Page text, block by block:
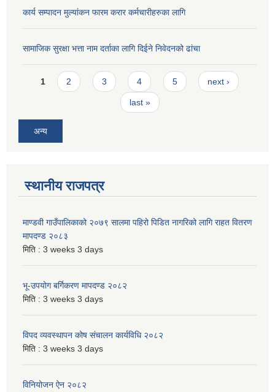
कार्य सम्पादन मुल्यांकन फारम करार कर्मचारीहरुका लागि
सामाजिक सुरक्षा भत्ता नाम दर्ताका लागि दिईने निवेदनको ढांचा
Pages
1 2 3 4 5 next ›
last »
अन्य
स्थानीय राजपत्र
माण्डवी गाउँपालिकाको २०७९ सालमा पहिरो पिडित नागरिको लागि राहत वितरण
मापदण्ड २०८३
मिति : 3 weeks 3 days
भू-उपयोग बर्गिकरण मापदण्ड २०८२
मिति : 3 weeks 3 days
विपद व्यवस्थापन कोष संचालन कार्यविधि २०८२
मिति : 3 weeks 3 days
विनियोजन ऐन २०८२